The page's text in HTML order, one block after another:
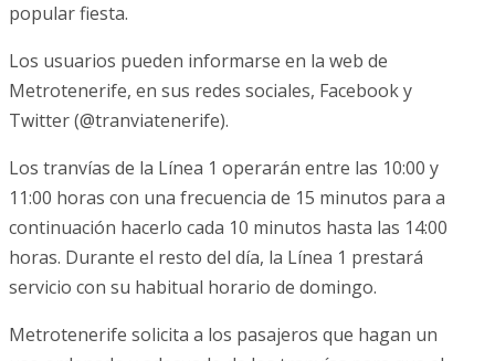
popular fiesta.
Los usuarios pueden informarse en la web de
Metrotenerife, en sus redes sociales, Facebook y
Twitter (@tranviatenerife).
Los tranvías de la Línea 1 operarán entre las 10:00 y
11:00 horas con una frecuencia de 15 minutos para a
continuación hacerlo cada 10 minutos hasta las 14:00
horas. Durante el resto del día, la Línea 1 prestará
servicio con su habitual horario de domingo.
Metrotenerife solicita a los pasajeros que hagan un